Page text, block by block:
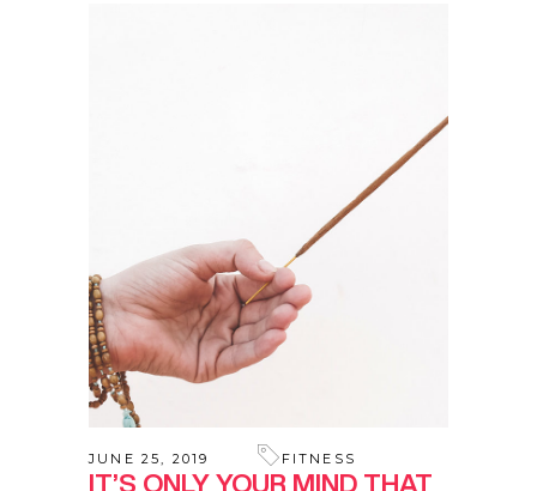
JUNE 25, 2019 FITNESS
IT’S ONLY YOUR MIND THAT